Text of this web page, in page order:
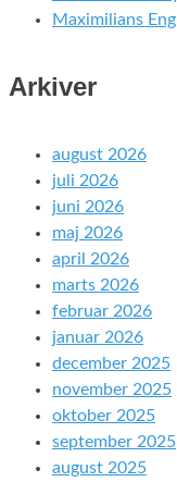
Maximilians
Arkiver
august 2026
juli 2026
juni 2026
maj 2026
april 2026
marts 2026
februar 2026
januar 2026
december 2025
november 2025
oktober 2025
september 2025
august 2025